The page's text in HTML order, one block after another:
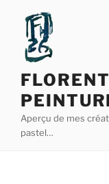
contenu
principal
Aperçu de mes
pastel…